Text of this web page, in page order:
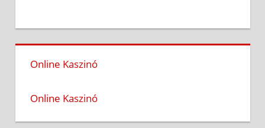
Online Kaszinó
Online Kaszinó